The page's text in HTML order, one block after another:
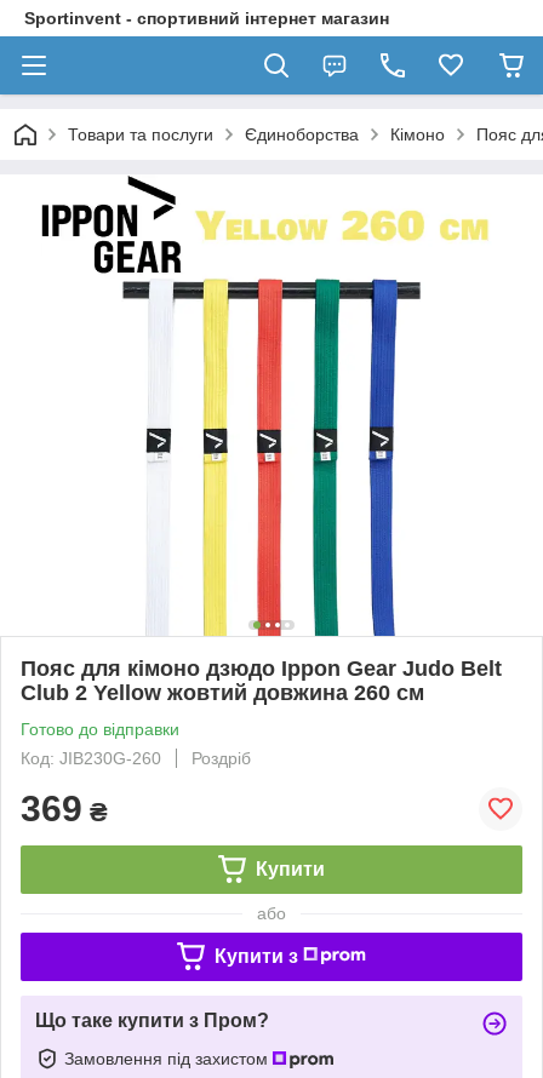
Sportinvent - спортивний інтернет магазин
Товари та послуги Єдиноборства Кімоно Пояс
Пояс для кімоно дзюдо Ippon Gear Judo Belt
Club 2 Yellow жовтий довжина 260 см
Готово до відправки
Код: JIB230G-260
Роздріб
369 ₴
Купити
або
Купити з
Що таке купити з Пром?
Замовлення під захистом